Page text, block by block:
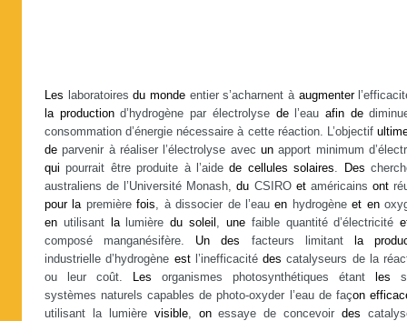
Les laboratoiresdu monde entier s’acharnent à augmenter
la productiond’hydrogène par électrolyse del’eau afin de
consommation d’énergie nécessaire à cette réaction. L’objectif
de parvenir à réaliser l’électrolyse avec un apport minimum
qui pourrait être produite à l’aidede cellules solaires. Des
australiens de l’Université Monash,du CSIRO etaméricains ont
pour lapremièrefois, à dissocier de l’eauen hydrogèneet en
en utilisant lalumièredu soleil , unefaible quantité d’électricité
composé manganésifère. Un des facteurs limitant la
industrielle d’hydrogène estl’inefficacité des catalyseurs de la
ou leur coût.
Les organismes photosynthétiques étant les
systèmes naturels capables de photo-oxyder l’eau de façon
utilisant la lumière visible, onessaye de concevoirdes